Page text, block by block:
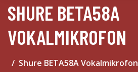
SHURE BETA58A
VOKALMIKROFON
Shure BETA58A Vokalmikrofon